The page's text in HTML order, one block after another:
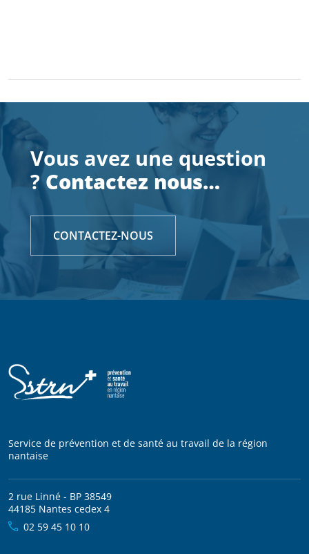
Vous avez une question
?Contactez nous…
CONTACTEZ-NOUS
Service de prévention et de santé au travail de la région
nantaise
2 rue Linné - BP 38549
44185 Nantes cedex 4
02 59 45 10 10